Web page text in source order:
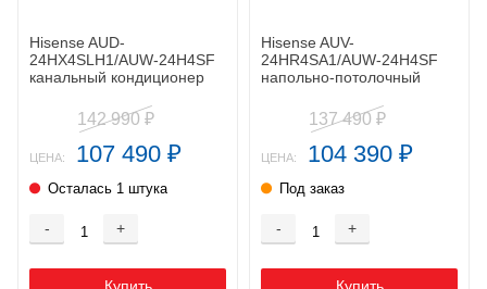
Hisense AUD-
24HX4SLH1/AUW-24H4SF
канальный кондиционер
142 990 ₽
ЦЕНА: 107 490 ₽
Осталась 1 штука
- +
Купить
Hisense AUV-
24HR4SA1/AUW-24H4SF
напольно-потолочный
137 490 ₽
ЦЕНА: 104 390 ₽
Под заказ
- +
Купить